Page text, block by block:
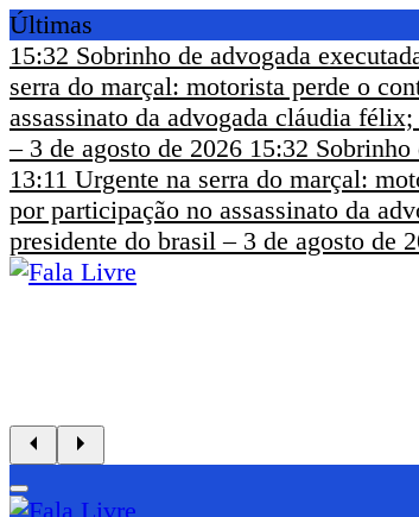
Últimas
15:32 Sobrinho de advogada
serra do marçal: motorista perde o
assassinato da advogada cláudia
– 3 de agosto de 2026 15:32 Sobrinho
13:11 Urgente na serra do marçal:
por participação no assassinato da
presidente do brasil – 3 de agosto de